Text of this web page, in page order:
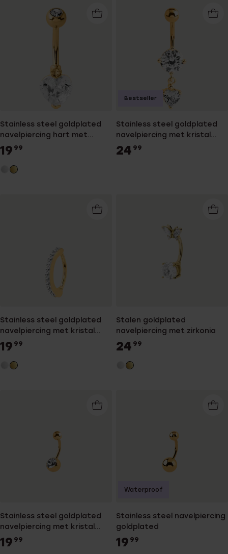
Stainless steel goldplated
navelpiercing hart met
kristal voor dames
19 99
Stainless steel goldplated
navelpiercing met kristal
voor dames
24 99
Bestseller
Stainless steel goldplated
navelpiercing met kristal
voor dames
19 99
Stalen goldplated
navelpiercing met zirkonia
24 99
Stainless steel goldplated
navelpiercing met kristal
voor dames
19 99
Stainless steel navelpiercing
goldplated
19 99
Waterproof